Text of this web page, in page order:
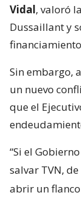
Vidal, valoró
Dussaillant y
Sin embargo,
un nuevo
que el
“Si el
salvar TVN,
abrir un